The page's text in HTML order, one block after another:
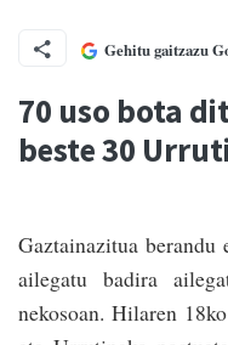
Gehitu gaitzazu
70 uso bota
beste 30
Gaztainazitua
ailegatu badira
nekosoan. Hilaren